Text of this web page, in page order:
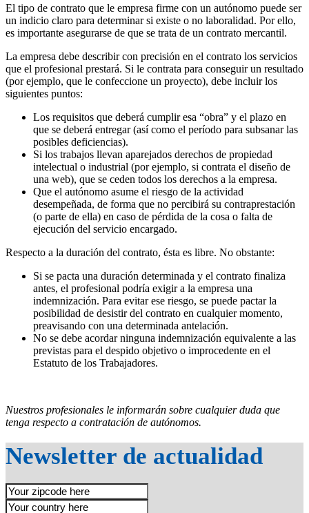
El tipo de contrato que le empresa firme con un autónomo puede ser
un indicio claro para determinar si existe o no laboralidad. Por ello,
es importante asegurarse de que se trata de un contrato mercantil.
La empresa debe describir con precisión en el contrato los servicios
que el profesional prestará. Si le contrata para conseguir un resultado
(por ejemplo, que le confeccione un proyecto), debe incluir los
siguientes puntos:
Los requisitos que deberá cumplir esa “obra” y el plazo en
que se deberá entregar (así como el período para subsanar las
posibles deficiencias).
Si los trabajos llevan aparejados derechos de propiedad
intelectual o industrial (por ejemplo, si contrata el diseño de
una web), que se ceden todos los derechos a la empresa.
Que el autónomo asume el riesgo de la actividad
desempeñada, de forma que no percibirá su contraprestación
(o parte de ella) en caso de pérdida de la cosa o falta de
ejecución del servicio encargado.
Respecto a la duración del contrato, ésta es libre. No obstante:
Si se pacta una duración determinada y el contrato finaliza
antes, el profesional podría exigir a la empresa una
indemnización. Para evitar ese riesgo, se puede pactar la
posibilidad de desistir del contrato en cualquier momento,
preavisando con una determinada antelación.
No se debe acordar ninguna indemnización equivalente a las
previstas para el despido objetivo o improcedente en el
Estatuto de los Trabajadores.
Nuestros profesionales le informarán sobre cualquier duda que
tenga respecto a contratación de autónomos.
Newsletter de actualidad